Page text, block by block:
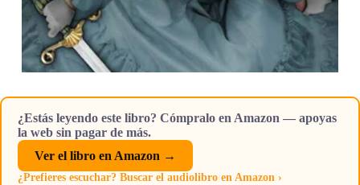
¿Estás leyendo este libro? Cómpralo en Amazon — apoyas
la web sin pagar de más.
Ver el libro en Amazon →
¿Prefieres escuchar? Buscar el audiolibro en Amazon ›